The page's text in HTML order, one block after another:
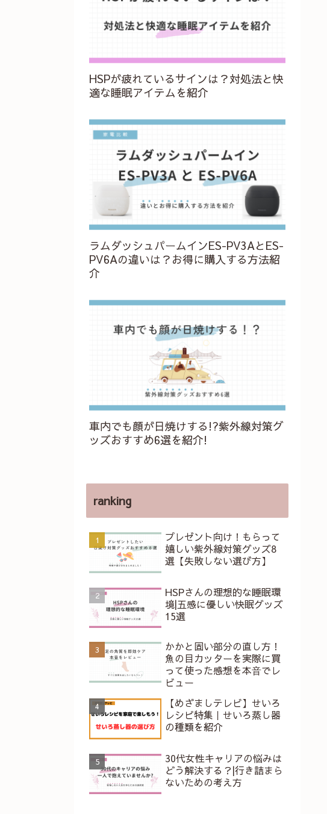
HSPが疲れているサインは？対処法と快
適な睡眠アイテムを紹介
ラムダッシュパームインES-PV3AとES-
PV6Aの違いは？お得に購入する方法紹
介
車内でも顔が日焼けする!?紫外線対策グ
ッズおすすめ6選を紹介!
ranking
プレゼント向け！もらって
嬉しい紫外線対策グッズ8
選【失敗しない選び方】
HSPさんの理想的な睡眠環
境|五感に優しい快眠グッズ
15選
かかと固い部分の直し方！
魚の目カッターを実際に買
って使った感想を本⾳でレ
ビュー
【めざましテレビ】せいろ
レシピ特集｜せいろ蒸し器
の種類を紹介
30代女性キャリアの悩みは
どう解決する？|行き詰まら
ないための考え方